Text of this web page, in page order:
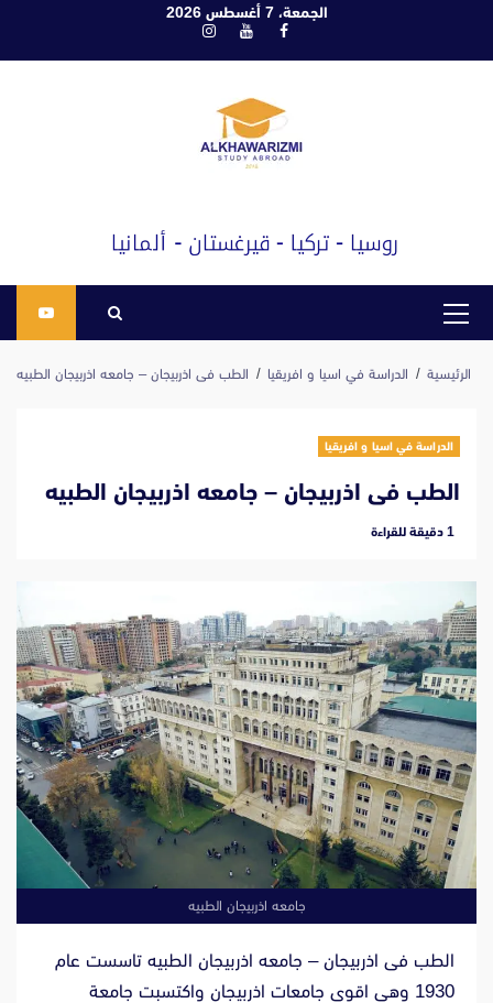
الجمعة، 7 أغسطس 2026
فيسبوكيوتيوبانستغرام
القائمة
الرئيسية الدراسة في اسيا و افريقيا الطب فى اذربيجان – جامعه اذربيجان الطبيه
الدراسة في اسيا و افريقيا
الطب فى اذربيجان – جامعه اذربيجان الطبيه
‫1 دقيقة للقراءة
جامعه اذربيجان الطبيه
الطب فى اذربيجان – جامعه اذربيجان الطبيه تاسست عام
1930 وهى اقوى جامعات اذربيجان واكتسبت جامعة